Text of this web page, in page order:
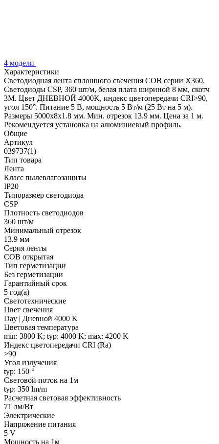
4 модели
Характеристики
Светодиодная лента сплошного свечения COB серии X360.
Светодиоды CSP, 360 шт/м, белая плата шириной 8 мм, скотч
3M. Цвет ДНЕВНОЙ 4000K, индекс цветопередачи CRI>90,
угол 150°. Питание 5 В, мощность 5 Вт/м (25 Вт на 5 м).
Размеры 5000х8х1.8 мм. Мин. отрезок 13.9 мм. Цена за 1 м.
Рекомендуется установка на алюминиевый профиль.
Общие
Артикул
039737(1)
Тип товара
Лента
Класс пылевлагозащиты
IP20
Типоразмер светодиода
CSP
Плотность светодиодов
360 шт/м
Минимальный отрезок
13.9 мм
Серия ленты
COB открытая
Тип герметизации
Без герметизации
Гарантийный срок
5 год(а)
Светотехнические
Цвет свечения
Day | Дневной 4000 K
Цветовая температура
min: 3800 K; typ: 4000 K; max: 4200 K
Индекс цветопередачи CRI (Ra)
>90
Угол излучения
typ: 150 °
Световой поток на 1м
typ: 350 lm/m
Расчетная световая эффективность
71 лм/Вт
Электрические
Напряжение питания
5 V
Мощность на 1м